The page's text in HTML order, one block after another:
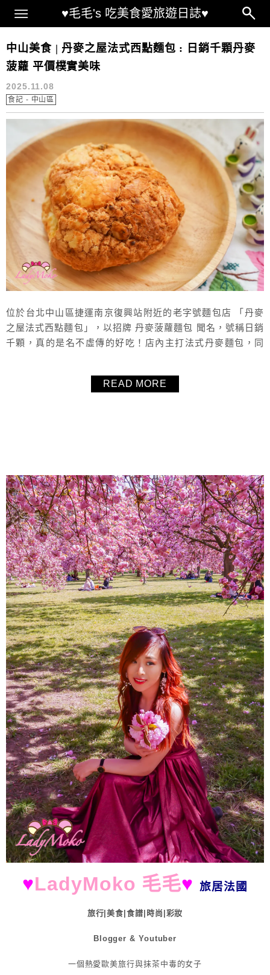
♥毛毛's 吃美食愛旅遊日誌♥
Main Menu
丹麥之屋龍江總店
中山美食 | 丹麥之屋法式西點麵包 : 日銷千顆丹麥
菠蘿 平價樸實美味
2025.11.08
食記 - 中山區
位於台北中山區捷運南京復興站附近的老字號麵包店 「丹麥
之屋法式西點麵包」，以招牌 丹麥菠蘿麵包 聞名，號稱日銷
千顆，真的是名不虛傳的好吃！店內主打法式丹麥麵包，同
菠蘿麵包、台式吐司、生日蛋糕、冷藏蛋糕等選擇，價位親
民、口味樸實耐吃。不論是想外帶當早餐、下午茶，或是要
READ MORE
About
♥LadyMoko 毛毛♥ 旅居法國
旅行|美食|食譜|時尚|彩妝
Blogger & Youtuber
一個熱愛歐美旅行與抹茶中毒的女子